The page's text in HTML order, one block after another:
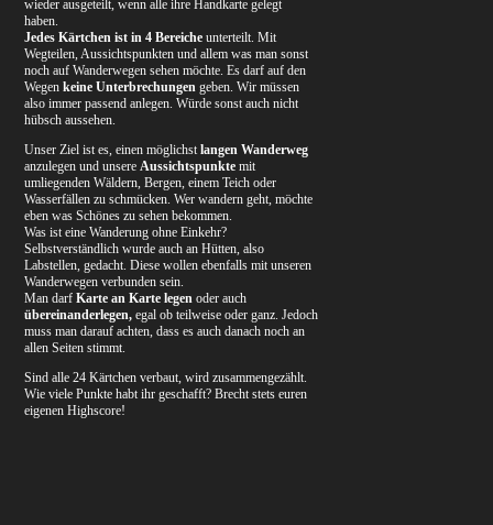
wieder ausgeteilt, wenn alle ihre Handkarte gelegt
haben.
Jedes Kärtchen ist in 4 Bereiche unterteilt. Mit
Wegteilen, Aussichtspunkten und allem was man sonst
noch auf Wanderwegen sehen möchte. Es darf auf den
Wegenkeine Unterbrechungen geben. Wir müssen
also immer passend anlegen. Würde sonst auch nicht
hübsch aussehen.
Unser Ziel ist es, einen möglichstlangen Wanderweg
anzulegen und unsereAussichtspunkte mit
umliegenden Wäldern, Bergen, einem Teich oder
Wasserfällen zu schmücken. Wer wandern geht, möchte
eben was Schönes zu sehen bekommen.
Was ist eine Wanderung ohne Einkehr?
Selbstverständlich wurde auch an Hütten, also
Labstellen, gedacht. Diese wollen ebenfalls mit unseren
Wanderwegen verbunden sein.
Man darf Karte an Karte legen oder auch
übereinanderlegen,egal ob teilweise oder ganz. Jedoch
muss man darauf achten, dass es auch danach noch an
allen Seiten stimmt.
Sind alle 24 Kärtchen verbaut, wird zusammengezählt.
Wie viele Punkte habt ihr geschafft? Brecht stets euren
eigenen Highscore!